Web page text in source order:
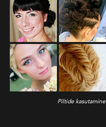
Piltide kasutamine